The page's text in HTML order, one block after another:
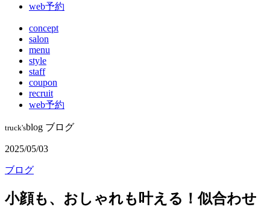
web予約
concept
salon
menu
style
staff
coupon
recruit
web予約
truck'sblog ブログ
2025/05/03
ブログ
小顔も、おしゃれも叶える！似合わせ